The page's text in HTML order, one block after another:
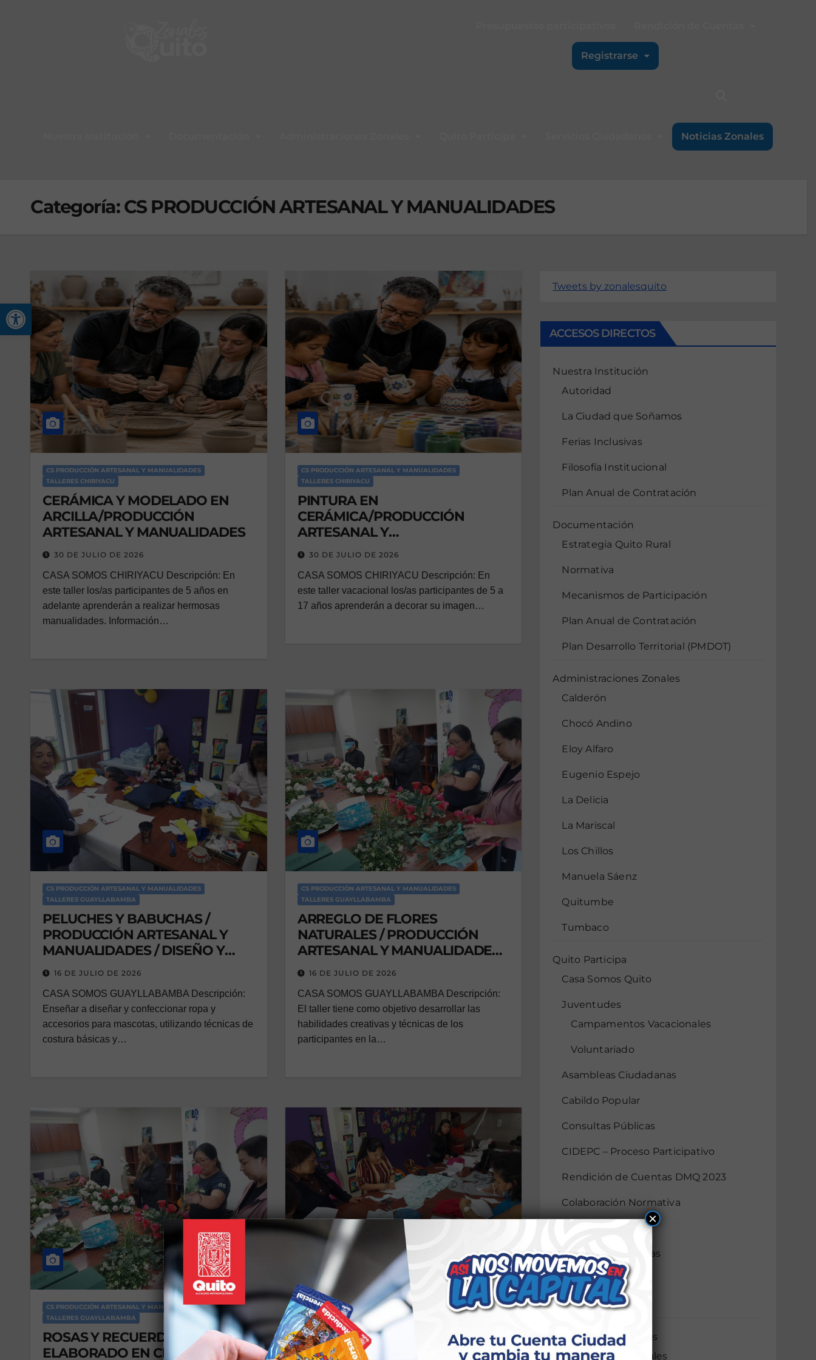
Abrir barra de herramientas
Registrarse
Noticias Zonales
Categoría:CS PRODUCCIÓN ARTESANAL Y MANUALIDADES
CS PRODUCCIÓN ARTESANAL Y MANUALIDADES
TALLERES CHIRIYACU
CERÁMICA Y MODELADO EN
ARCILLA/PRODUCCIÓN
ARTESANAL Y MANUALIDADES
30 DE JULIO DE 2026
CASA SOMOS CHIRIYACU Descripción: En
este taller los/as participantes de 5 años en
adelante aprenderán a realizar hermosas
manualidades. Información…
CS PRODUCCIÓN ARTESANAL Y MANUALIDADES
TALLERES CHIRIYACU
PINTURA EN
CERÁMICA/PRODUCCIÓN
ARTESANAL Y
MANUALIDADES/VACACIONAL
30 DE JULIO DE 2026
CASA SOMOS CHIRIYACU Descripción: En
este taller vacacional los/as participantes de 5 a
17 años aprenderán a decorar su imagen…
CS PRODUCCIÓN ARTESANAL Y MANUALIDADES
TALLERES GUAYLLABAMBA
PELUCHES Y BABUCHAS /
PRODUCCIÓN ARTESANAL Y
MANUALIDADES / DISEÑO Y
CONFECCIÓN DE PELUCHES Y
BABUCHAS
16 DE JULIO DE 2026
CASA SOMOS GUAYLLABAMBA Descripción:
Enseñar a diseñar y confeccionar ropa y
accesorios para mascotas, utilizando técnicas de
costura básicas y…
CS PRODUCCIÓN ARTESANAL Y MANUALIDADES
TALLERES GUAYLLABAMBA
ARREGLO DE FLORES
NATURALES / PRODUCCIÓN
ARTESANAL Y MANUALIDADES /
DISEÑO FLORAL CREATIVO
16 DE JULIO DE 2026
CASA SOMOS GUAYLLABAMBA Descripción:
El taller tiene como objetivo desarrollar las
habilidades creativas y técnicas de los
participantes en la…
CS PRODUCCIÓN ARTESANAL Y MANUALIDADES
TALLERES GUAYLLABAMBA
ROSAS Y RECUERDOS
ELABORADO EN CINTA
CS PRODUCCIÓN ARTESANAL Y MANUALIDADES
TALLERES GUAYLLABAMBA
LENCERÍA – PIJAMAS DE
HOMBRE/ PRODUCCIÓN
Tweets by zonalesquito
ACCESOS DIRECTOS
Nuestra Institución
Autoridad
La Ciudad que Soñamos
Ferias Inclusivas
Filosofía Institucional
Plan Anual de Contratación
Documentación
Estrategia Quito Rural
Normativa
Mecanismos de Participación
Plan Anual de Contratación
Plan Desarrollo Territorial (PMDOT)
Administraciones Zonales
Calderón
Chocó Andino
Eloy Alfaro
Eugenio Espejo
La Delicia
La Mariscal
Los Chillos
Manuela Sáenz
Quitumbe
Tumbaco
Quito Participa
Casa Somos Quito
Juventudes
Campamentos Vacacionales
Voluntariado
Asambleas Ciudadanas
Cabildo Popular
Consultas Públicas
CIDEPC – Proceso Participativo
Rendición de Cuentas DMQ 2023
Colaboración Normativa
Gobierno Abierto
Audiencias Públicas
Mingas
AIER
Servicios Ciudadanos
Servicios Municipales
×